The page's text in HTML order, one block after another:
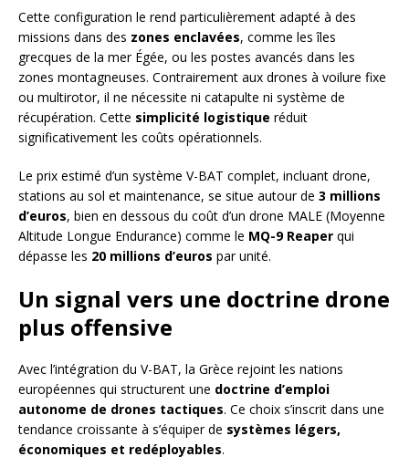
Cette configuration le rend particulièrement adapté à des
missions dans des zones enclavées, comme les îles
grecques de la mer Égée, ou les postes avancés dans les
zones montagneuses. Contrairement aux drones à voilure fixe
ou multirotor, il ne nécessite ni catapulte ni système de
récupération. Cette simplicité logistique réduit
significativement les coûts opérationnels.
Le prix estimé d’un système V-BAT complet, incluant drone,
stations au sol et maintenance, se situe autour de 3 millions
d’euros, bien en dessous du coût d’un drone MALE (Moyenne
Altitude Longue Endurance) comme le MQ-9 Reaper qui
dépasse les 20 millions d’euros par unité.
Un signal vers une doctrine drone
plus offensive
Avec l’intégration du V-BAT, la Grèce rejoint les nations
européennes qui structurent une doctrine d’emploi
autonome de drones tactiques. Ce choix s’inscrit dans une
tendance croissante à s’équiper de systèmes légers,
économiques et redéployables.